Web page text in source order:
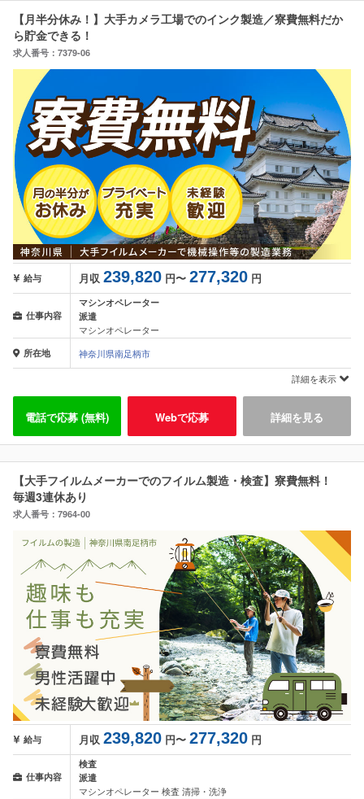
【月半分休み！】大手カメラ工場でのインク製造／寮費無料だか
ら貯金できる！
求人番号：7379-06
給与 月収 239,820 円〜 277,320 円
仕事内容
マシンオペレーター
派遣
マシンオペレーター
所在地
神奈川県南足柄市
詳細を表示
電話で応募 (無料) Webで応募 詳細を見る
【大手フイルムメーカーでのフイルム製造・検査】寮費無料！
毎週3連休あり
求人番号：7964-00
給与 月収 239,820 円〜 277,320 円
仕事内容
検査
派遣
マシンオペレーター 検査 清掃・洗浄